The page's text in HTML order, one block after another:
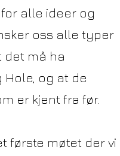
alle ideer og
oss alle typer
det må ha
Hole, og at de
er kjent fra før.
første møtet der vi